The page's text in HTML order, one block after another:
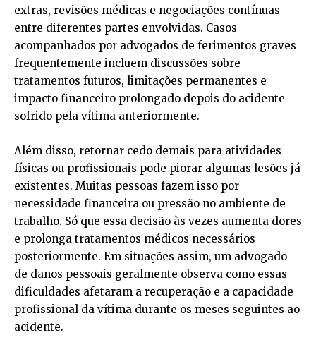
extras, revisões médicas e negociações contínuas
entre diferentes partes envolvidas. Casos
acompanhados por advogados de ferimentos graves
frequentemente incluem discussões sobre
tratamentos futuros, limitações permanentes e
impacto financeiro prolongado depois do acidente
sofrido pela vítima anteriormente.
Além disso, retornar cedo demais para atividades
físicas ou profissionais pode piorar algumas lesões já
existentes. Muitas pessoas fazem isso por
necessidade financeira ou pressão no ambiente de
trabalho. Só que essa decisão às vezes aumenta dores
e prolonga tratamentos médicos necessários
posteriormente. Em situações assim, um advogado
de danos pessoais geralmente observa como essas
dificuldades afetaram a recuperação e a capacidade
profissional da vítima durante os meses seguintes ao
acidente.